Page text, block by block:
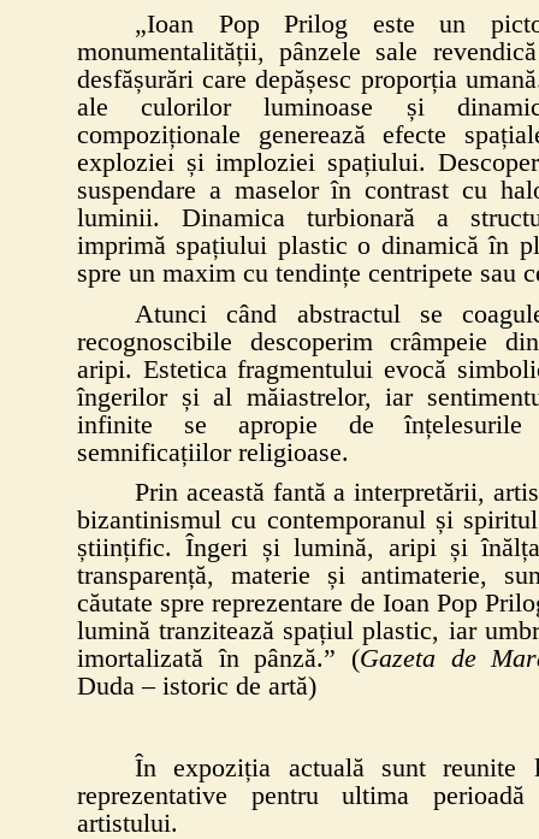
„Ioan Pop Prilog este un
monumentalității, pânzele sale
desfășurări care depășesc proporția
ale culorilor luminoase și
compoziționale generează efecte
exploziei și imploziei spațiului.
suspendare a maselor în contrast cu
luminii. Dinamica turbionară a
imprimă spațiului plastic o dinamică în
spre un maxim cu tendințe centripete sau
Atunci când abstractul se
recognoscibile descoperim crâmpeie
aripi. Estetica fragmentului evocă
îngerilor și al măiastrelor, iar
infinite se apropie de
semnificațiilor religioase.
Prin această fantă a interpretării,
bizantinismul cu contemporanul și
științific. Îngeri și lumină, aripi și
transparență, materie și antimaterie,
căutate spre reprezentare de Ioan Pop
lumină tranzitează spațiul plastic, iar
imortalizată în pânză.” (Gazeta de
Duda – istoric de artă)
În expoziția actuală sunt reunite
reprezentative pentru ultima
artistului.